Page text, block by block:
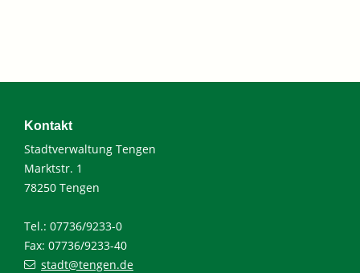
Kontakt
Stadtverwaltung Tengen
Marktstr. 1
78250 Tengen
Tel.: 07736/9233-0
Fax: 07736/9233-40
stadt@tengen.de